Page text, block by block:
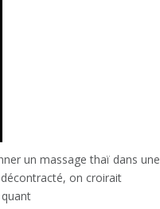
un massage thaï dans une
on croirait